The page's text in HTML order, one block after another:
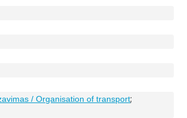
/ Organisation of transport;